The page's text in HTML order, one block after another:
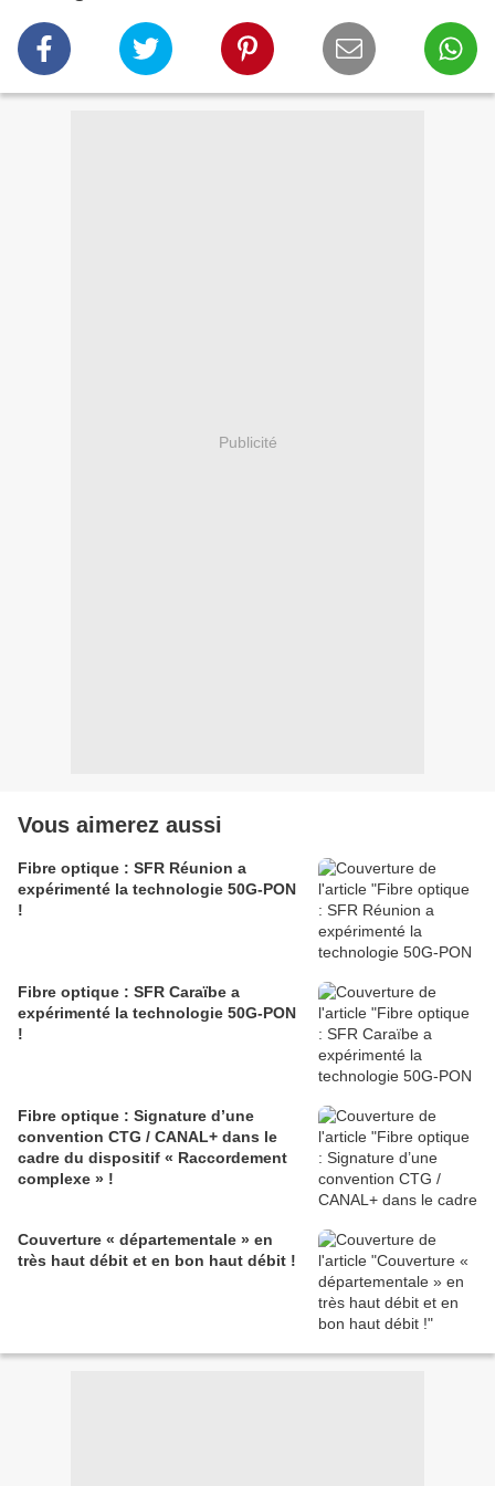
Publicité
Vous aimerez aussi
Fibre optique : SFR Réunion a
expérimenté la technologie 50G-PON
!
Fibre optique : SFR Caraïbe a
expérimenté la technologie 50G-PON
!
Fibre optique : Signature d’une
convention CTG / CANAL+ dans le
cadre du dispositif « Raccordement
complexe » !
Couverture « départementale » en
très haut débit et en bon haut débit !